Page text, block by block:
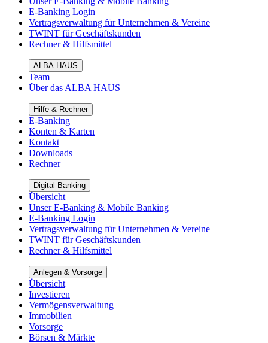
E-Banking Login
Vertragsverwaltung für Unternehmen & Vereine
TWINT für Geschäftskunden
Rechner & Hilfsmittel
ALBA HAUS
Team
Über das ALBA HAUS
Hilfe & Rechner
E-Banking
Konten & Karten
Kontakt
Downloads
Rechner
Digital Banking
Übersicht
Unser E-Banking & Mobile Banking
E-Banking Login
Vertragsverwaltung für Unternehmen & Vereine
TWINT für Geschäftskunden
Rechner & Hilfsmittel
Anlegen & Vorsorge
Übersicht
Investieren
Vermögensverwaltung
Immobilien
Vorsorge
Börsen & Märkte